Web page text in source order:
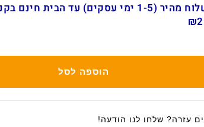
משלוח מהיר (1-5 ימי עסקים) עד הבית
הוספה לסל
עזרה? שלחו לנו הודעה!